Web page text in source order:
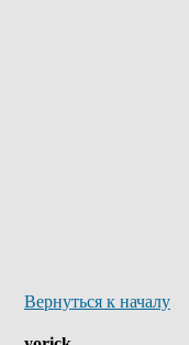
Вернуться к началу